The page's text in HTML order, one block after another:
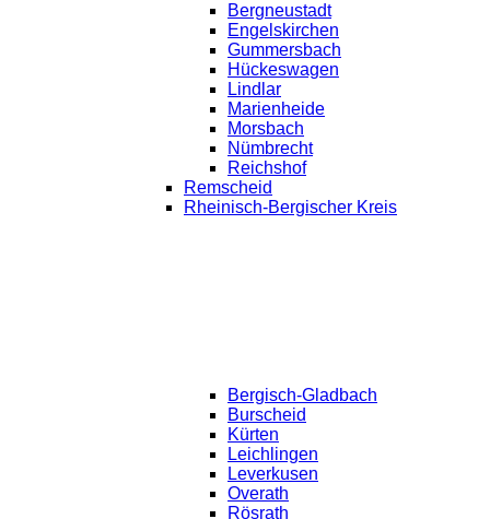
Bergneustadt
Engelskirchen
Gummersbach
Hückeswagen
Lindlar
Marienheide
Morsbach
Nümbrecht
Reichshof
Remscheid
Rheinisch-Bergischer Kreis
Bergisch-Gladbach
Burscheid
Kürten
Leichlingen
Leverkusen
Overath
Rösrath